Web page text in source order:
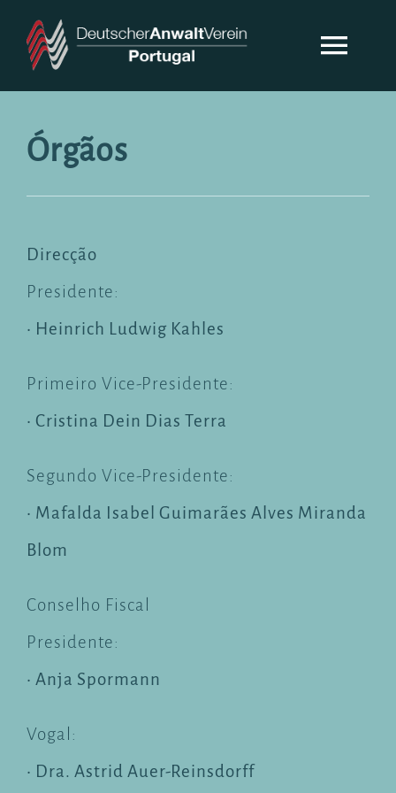
content
CONTACTO
Órgãos
Direcção
Presidente:
• Heinrich Ludwig Kahles
Primeiro Vice-Presidente:
• Cristina Dein Dias Terra
Segundo Vice-Presidente:
• Mafalda Isabel Guimarães Alves Miranda
Blom
Conselho Fiscal
Presidente:
• Anja Spormann
Vogal:
• Dra. Astrid Auer-Reinsdorff